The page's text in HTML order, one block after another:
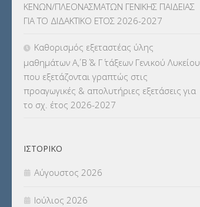
ΜΕΤΑΘΕΣΕΙΣ-ΤΟΠΟΘΕΤΗΣΕΙΣ
ΒΕΛΤΙΩΣΕΙΣ(319)
ΜΕΤΑΤΑΞΕΙΣ(87)
ΜΕΤΑΦΟΡΑ ΜΑΘΗΤΩΝ(3)
ΝΟΜΟΘΕΣΙΑ(66)
ΚΕΝΩΝ/ΠΛΕΟΝΑΣΜΑΤΩΝ ΓΕΝΙΚΗΣ ΠΑΙΔΕΙΑΣ
ΓΙΑ ΤΟ ΔΙΔΑΚΤΙΚΟ ΕΤΟΣ 2026-2027
Καθορισμός εξεταστέας ύλης
μαθημάτων Α΄, Β΄ & Γ΄ τάξεων Γενικού Λυκείου
που εξετάζονται γραπτώς στις
προαγωγικές & απολυτήριες εξετάσεις για
το σχ. έτος 2026-2027
ΙΣΤΟΡΙΚΌ
Αύγουστος 2026
Ιούλιος 2026